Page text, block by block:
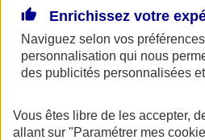
AXA
Enrichissez votre
Naviguez selon vos
personnalisation qui nous
des publicités personnalisées
Vous êtes libre de les accepter,
allant sur "Paramétrer mes